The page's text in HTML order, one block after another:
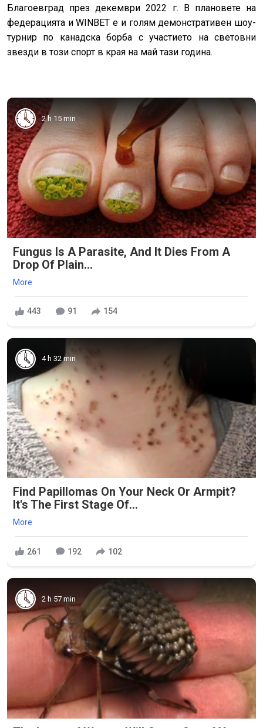
Благоевград през декември 2022 г. В плановете на
федерацията и WINBET е и голям демонстративен шоу-
турнир по канадска борба с участието на световни
звезди в този спорт в края на май тази година.
2 h 15 min
Fungus Is A Parasite, And It Dies From A
Drop Of Plain...
More
443 91 154
4 h 32 min
Find Papillomas On Your Neck Or Armpit?
It's The First Stage Of...
More
261 192 102
2 h 57 min